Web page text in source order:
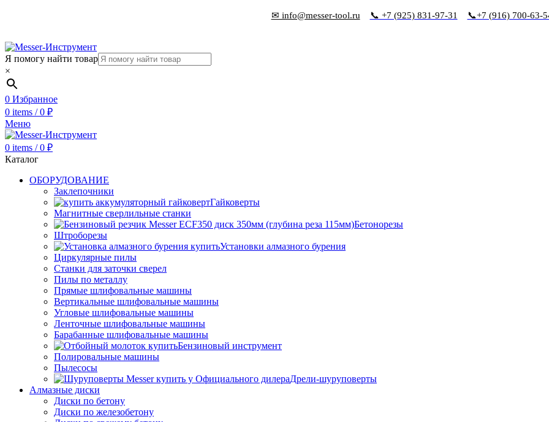
✉ info@messer-tool.ru 📞 +7 (925) 831-97-31 📞+7 (916) 700-63-
Я помогу найти товар
×
0 Избранное
0 items / 0 ₽
Меню
0 items / 0 ₽
Каталог
ОБОРУДОВАНИЕ
Заклепочники
Гайковерты
Магнитные сверлильные станки
Бетонорезы
Штроборезы
Установки алмазного бурения
Циркулярные пилы
Станки для заточки сверел
Пилы по металлу
Прямые шлифовальные машины
Вертикальные шлифовальные машины
Угловые шлифовальные машины
Ленточные шлифовальные машины
Барабанные шлифовальные машины
Бензиновый инструмент
Полировальные машины
Пылесосы
Дрели-шуруповерты
Алмазные диски
Диски по бетону
Диски по железобетону